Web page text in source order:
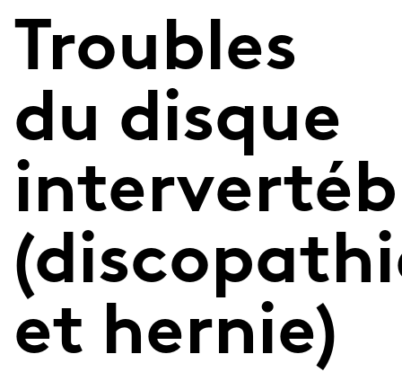
Colliers cervicals
Bandages de coude
Bandages d'épaule
Thèmes relatifs aux blessures
Blessures
Pied
La cheville
Le poignet et le pouce
Troubles
du disque
et hernie)